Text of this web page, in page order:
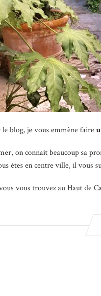
le blog, je vous emmène faire
on connait beaucoup sa
êtes en centre ville, il vous
vous trouvez au Haut de